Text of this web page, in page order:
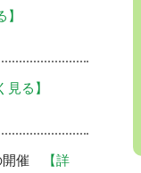
】
見る】
開催
【詳